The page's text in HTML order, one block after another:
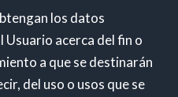
los datos
Usuario acerca del fin o
a que se destinarán
del uso o usos que se